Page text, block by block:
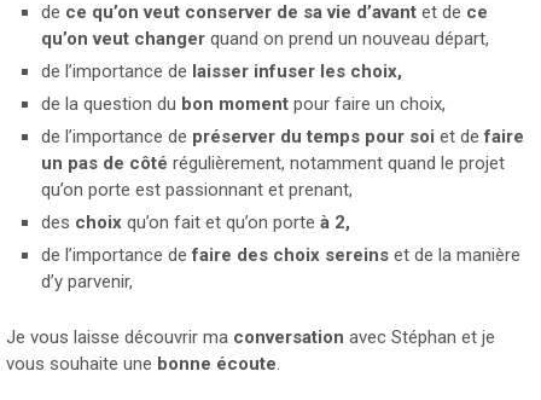
de ce qu’on veut conserver de sa vie d’avantet de ce
qu’on veut changerquand on prend un nouveau départ,
de l’importance de laisser infuser les choix,
de la question du bon momentpour faire un choix,
de l’importance de préserver du temps pour soi et defaire
un pas de côté régulièrement, notamment quand le projet
qu’on porte est passionnant et prenant,
des choixqu’on fait et qu’on porte à 2,
de l’importance defaire des choix sereinset de la manière
d’y parvenir,
Je vous laisse découvrir ma conversation avec Stéphan et je
vous souhaite une bonne écoute.